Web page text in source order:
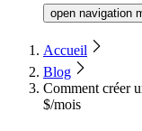
open navigation
Accueil
Blog
Comment créer
$/mois